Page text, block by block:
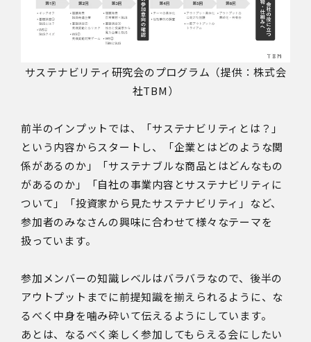
サステナビリティ研究会のプログラム（提供：株式会
社TBM）
前半のインプットでは、「サステナビリティとは？」
という内容からスタートし、「企業とはどのような関
係があるのか」「サステナブルな商品とはどんなもの
があるのか」「自社の事業内容とサステナビリティに
ついて」「投資家から見たサステナビリティ」など、
参加者のみなさんの興味に合わせて様々なテーマを
扱っています。
参加メンバーの知識レベルはバラバラなので、後半の
アウトプットまでに前提知識を揃えられるように、な
るべく中身を噛み砕いて伝えるようにしています。
あとは、なるべく楽しく参加してもらえる会にしたい